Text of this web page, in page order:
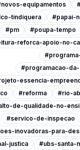
equipamentos
tindiquera
#papai-
#pm
#poupa-tempo
reforca-apoio-no-
#programacao-
essencia-
#reforma #rio-
de-qualidade-no-
#servico-de-inspecao
inovadoras-para-
justica
#ubs-santa-